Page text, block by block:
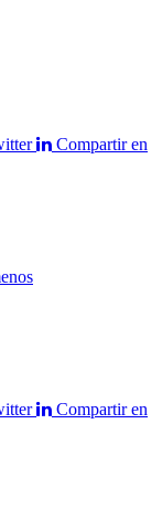
Compartir en
Compartir en